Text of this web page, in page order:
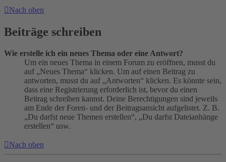
Nach oben
Beiträge schreiben
Wie erstelle ich ein neues Thema oder eine Antwort?
Um ein neues Thema in einem Forum zu eröffnen, musst du
auf „Neues Thema“ klicken. Um auf einen Beitrag zu
antworten, musst du auf „Antworten“ klicken. Es könnte sein,
dass eine Registrierung erforderlich ist, bevor du einen
Beitrag schreiben kannst. Deine Berechtigungen sind jeweils
am Ende der Foren- und der Beitragsansicht aufgelistet. Z. B.
„Du darfst neue Themen erstellen“, „Du darfst Dateianhänge
erstellen“ usw.
Nach oben